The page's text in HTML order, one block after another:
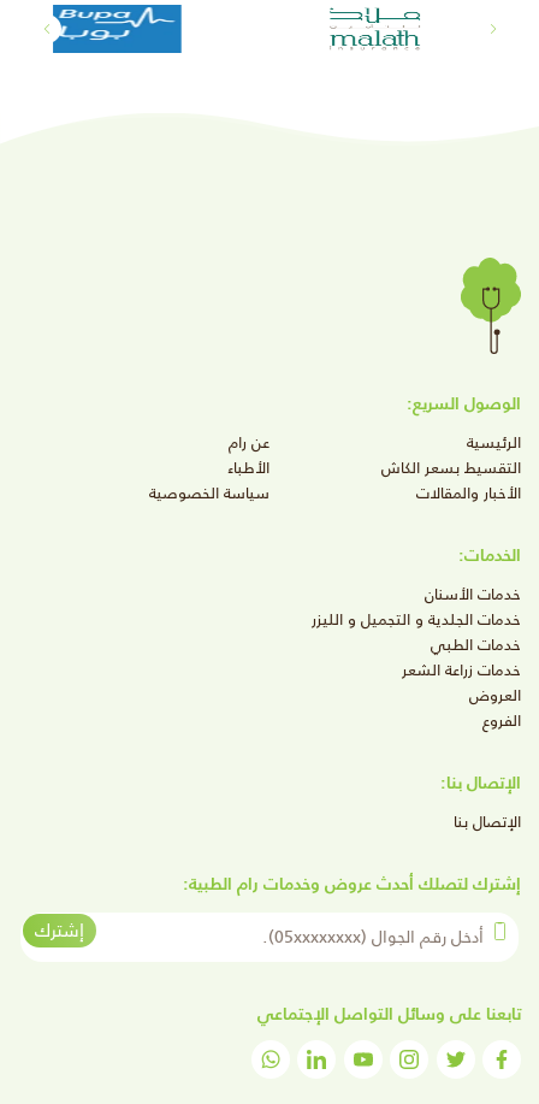
الوصول السريع:
الرئيسية
عن رام
التقسيط بسعر الكاش
الأطباء
الأخبار والمقالات
سياسة الخصوصية
الخدمات:
خدمات الأسنان
خدمات الجلدية و التجميل و الليزر
خدمات الطبي
خدمات زراعة الشعر
العروض
الفروع
الإتصال بنا:
الإتصال بنا
إشترك لتصلك أحدث عروض وخدمات رام الطبية:
أدخل رقم الجوال
إشترك
تابعنا على وسائل التواصل الإجتماعي